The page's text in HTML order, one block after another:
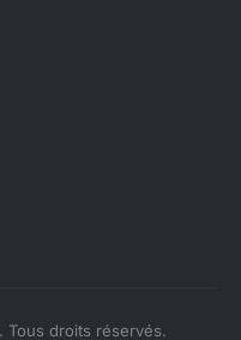
droits réservés.